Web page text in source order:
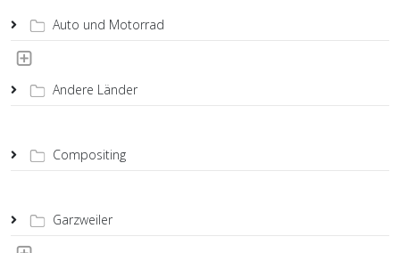
Auto und Motorrad
Andere Länder
Compositing
Garzweiler